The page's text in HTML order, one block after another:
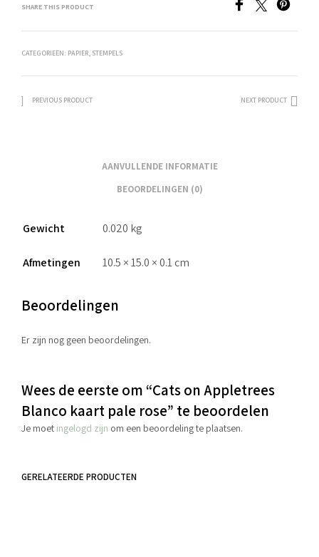
SHARE THIS PRODUCT
CATEGORIEËN: PAPIER, STEMPELS
PREVIOUS PRODUCT NEXT PRODUCT
AANVULLENDE INFORMATIE
BEOORDELINGEN (0)
Gewicht 0.020 kg
Afmetingen 10.5 × 15.0 × 0.1 cm
Beoordelingen
Er zijn nog geen beoordelingen.
Wees de eerste om “Cats on Appletrees
Blanco kaart pale rose” te beoordelen
Je moet ingelogd zijn om een beoordeling te plaatsen.
GERELATEERDE PRODUCTEN